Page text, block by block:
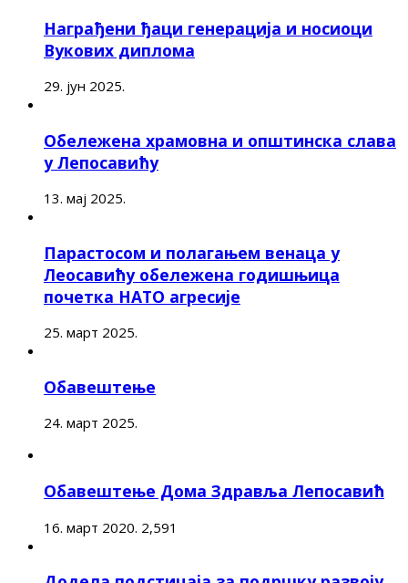
Награђени ђаци генерација и носиоци
Вукових диплома
29. јун 2025.
Обележена храмовна и општинска слава
у Лепосавићу
13. мај 2025.
Парастосом и полагањем венаца у
Леосавићу обележена годишњица
почетка НАТО агресије
25. март 2025.
Обавештење
24. март 2025.
Обавештење Дома Здравља Лепосавић
16. март 2020. 2,591